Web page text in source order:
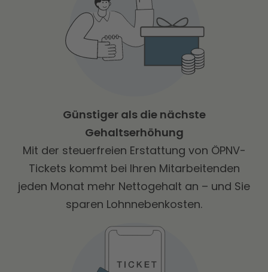
Günstiger als die nächste
Gehaltserhöhung
Mit der steuerfreien Erstattung von ÖPNV-
Tickets kommt bei Ihren Mitarbeitenden
jeden Monat mehr Nettogehalt an – und Sie
sparen Lohnnebenkosten.